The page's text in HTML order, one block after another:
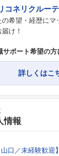
コネリクルー
の希望・経歴に
け！
サポート希望の
詳しくはこ
情報
山口／未経験歓